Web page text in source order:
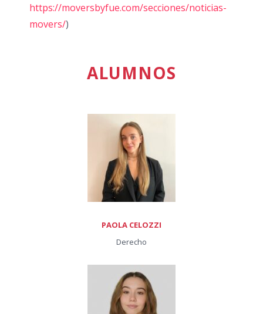
https://moversbyfue.com/secciones/noticias-
movers/)
ALUMNOS
PAOLA CELOZZI
Derecho